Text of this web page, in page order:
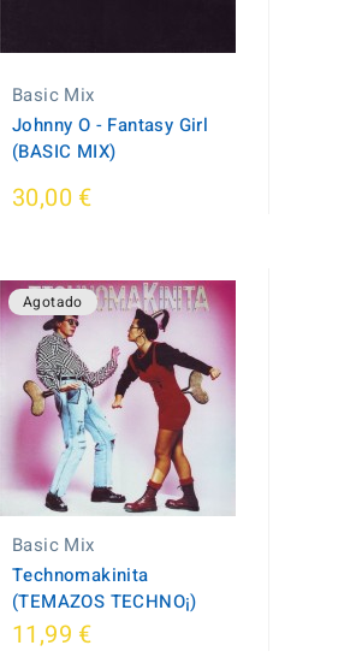
Basic Mix
Johnny O - Fantasy Girl
(BASIC MIX)
30,00 €
Agotado
Basic Mix
Technomakinita
(TEMAZOS TECHNO¡)
11,99 €